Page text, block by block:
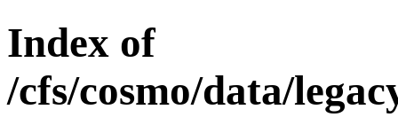
Index of
/cfs/cosmo/data/